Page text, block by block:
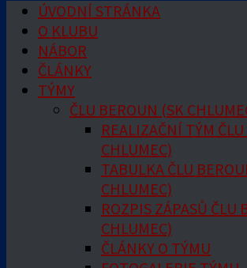
ÚVODNÍ STRÁNKA
O KLUBU
NÁBOR
ČLÁNKY
TÝMY
ČLU BEROUN (SK
REALIZAČNÍ TÝM
CHLUMEC)
TABULKA ČLU
CHLUMEC)
ROZPIS ZÁPASŮ ČLU
CHLUMEC)
ČLÁNKY O TÝMU